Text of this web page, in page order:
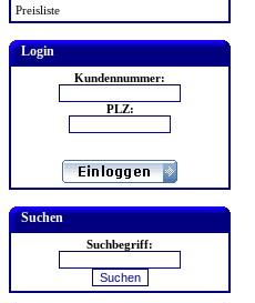
Preisliste
Login
Kundennummer:
PLZ:
Suchen
Suchbegriff: